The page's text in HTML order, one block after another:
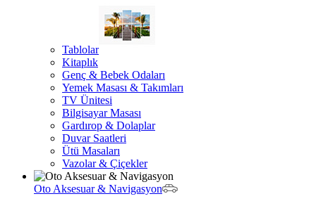
Tablolar
Kitaplık
Genç & Bebek Odaları
Yemek Masası & Takımları
TV Ünitesi
Bilgisayar Masası
Gardırop & Dolaplar
Duvar Saatleri
Ütü Masaları
Vazolar & Çiçekler
Oto Aksesuar & Navigasyon